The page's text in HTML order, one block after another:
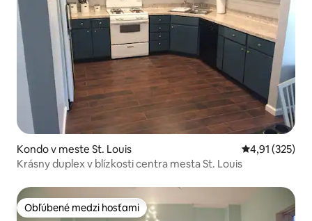
Kondo v meste St. Louis Priemerné
4,91 (325)
Krásny duplex v blízkosti centra mesta St. Louis
Obľúbené medzi hosťami
Obľúbené medzi hosťami